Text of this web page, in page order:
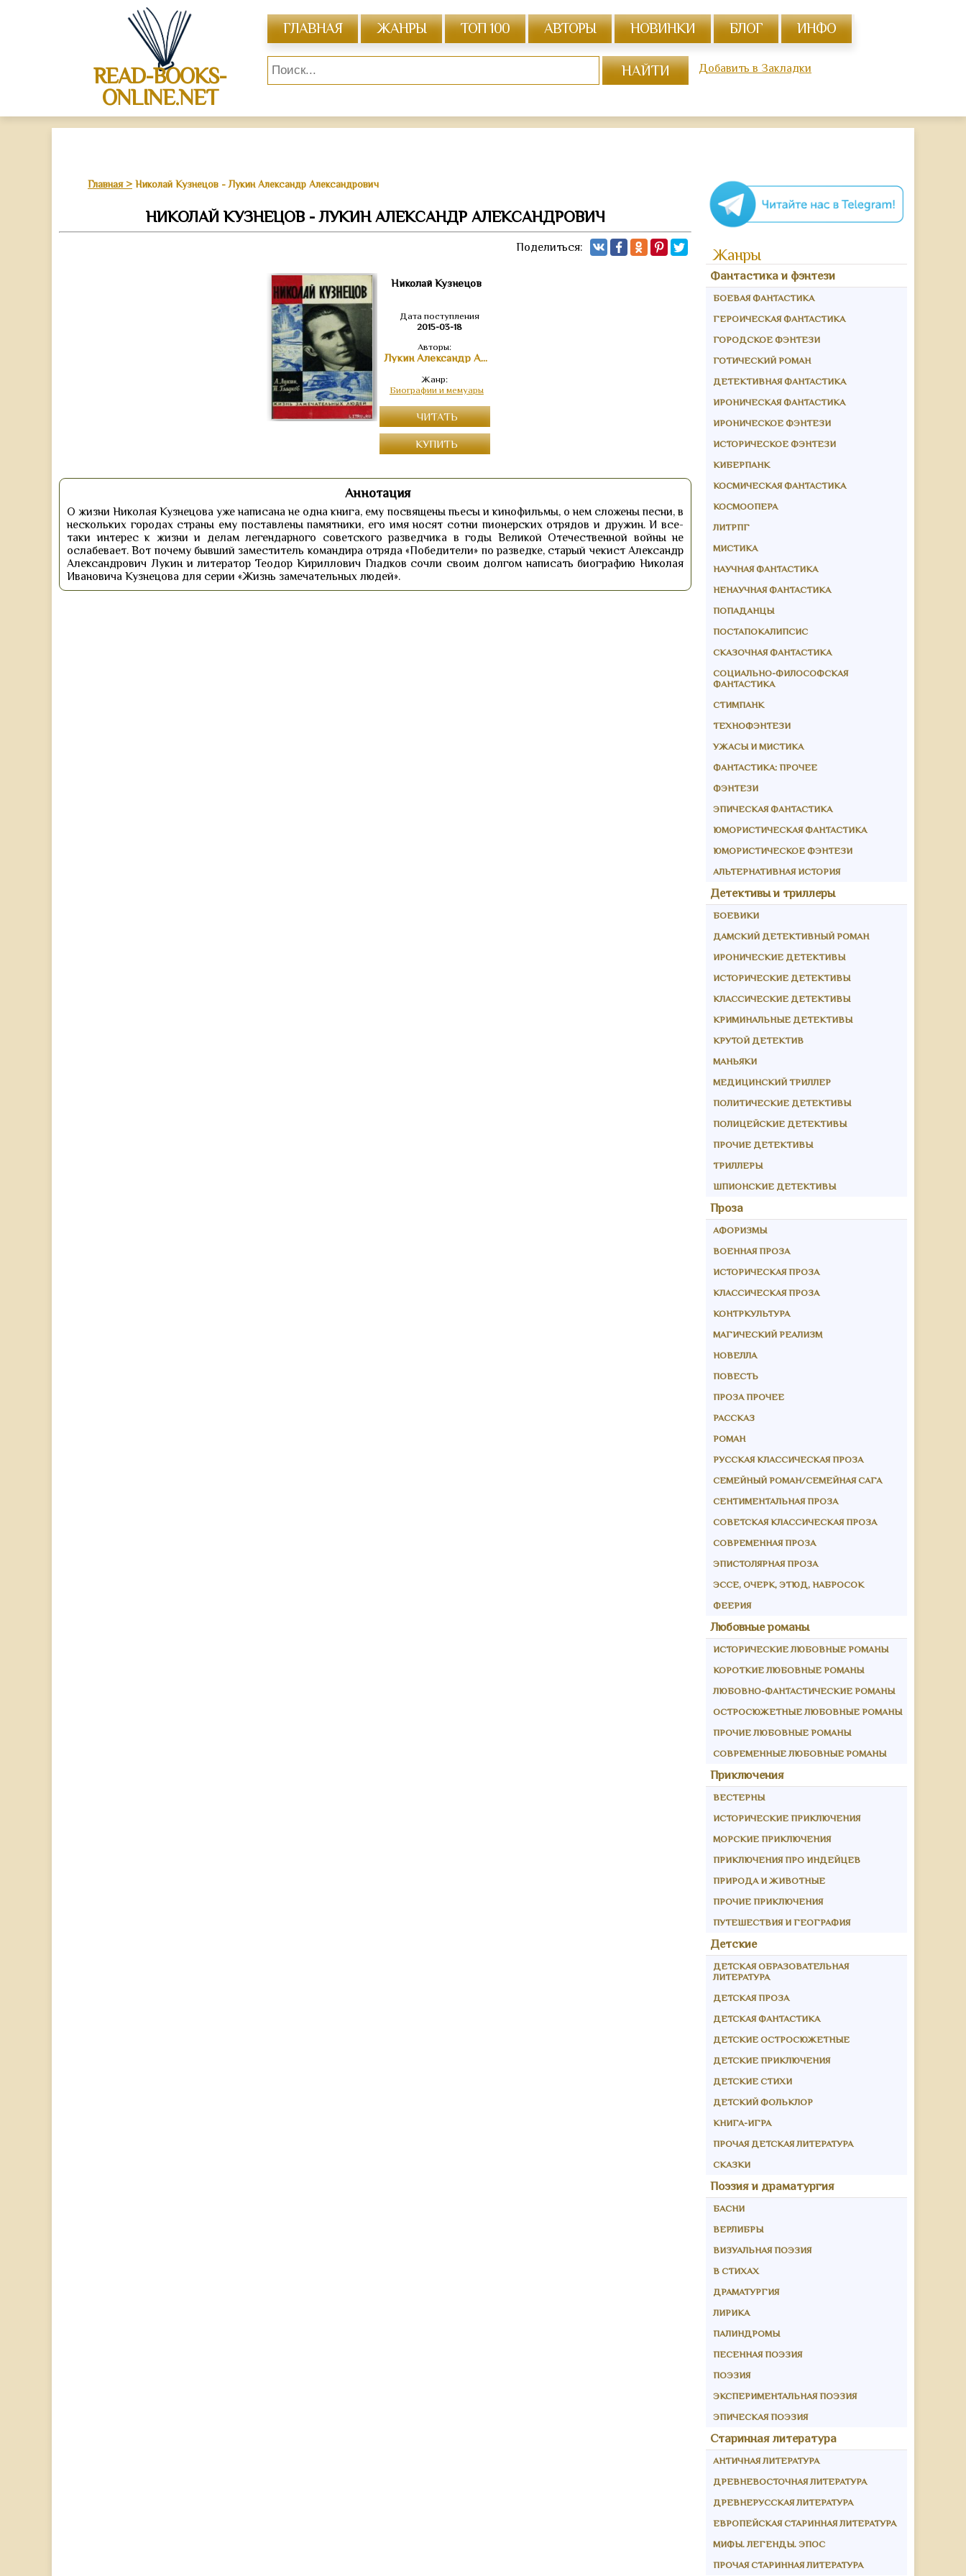
READ-BOOKS-
ONLINE.NET
ГЛАВНАЯ ЖАНРЫ ТОП 100 АВТОРЫ НОВИНКИ БЛОГ ИНФО
Добавить в Закладки
Главная Николай Кузнецов - Лукин Александр Александрович
НИКОЛАЙ КУЗНЕЦОВ - ЛУКИН АЛЕКСАНДР АЛЕКСАНДРОВИЧ
Поделиться:
Николай Кузнецов
Дата поступления
2015-03-18
Авторы:
Лукин Александр Александрович
Жанр:
Биографии и мемуары
ЧИТАТЬ
КУПИТЬ
Аннотация
О жизни Николая Кузнецова уже написана не одна книга, ему посвящены пьесы и кинофильмы, о нем сложены песни, в
нескольких городах страны ему поставлены памятники, его имя носят сотни пионерских отрядов и дружин. И все-
таки интерес к жизни и делам легендарного советского разведчика в годы Великой Отечественной войны не
ослабевает. Вот почему бывший заместитель командира отряда «Победители» по разведке, старый чекист Александр
Александрович Лукин и литератор Теодор Кириллович Гладков сочли своим долгом написать биографию Николая
Ивановича Кузнецова для серии «Жизнь замечательных людей».
Жанры
Фантастика и фэнтези
БОЕВАЯ ФАНТАСТИКА
ГЕРОИЧЕСКАЯ ФАНТАСТИКА
ГОРОДСКОЕ ФЭНТЕЗИ
ГОТИЧЕСКИЙ РОМАН
ДЕТЕКТИВНАЯ ФАНТАСТИКА
ИРОНИЧЕСКАЯ ФАНТАСТИКА
ИРОНИЧЕСКОЕ ФЭНТЕЗИ
ИСТОРИЧЕСКОЕ ФЭНТЕЗИ
КИБЕРПАНК
КОСМИЧЕСКАЯ ФАНТАСТИКА
КОСМООПЕРА
ЛИТРПГ
МИСТИКА
НАУЧНАЯ ФАНТАСТИКА
НЕНАУЧНАЯ ФАНТАСТИКА
ПОПАДАНЦЫ
ПОСТАПОКАЛИПСИС
СКАЗОЧНАЯ ФАНТАСТИКА
СОЦИАЛЬНО-ФИЛОСОФСКАЯ
ФАНТАСТИКА
СТИМПАНК
ТЕХНОФЭНТЕЗИ
УЖАСЫ И МИСТИКА
ФАНТАСТИКА: ПРОЧЕЕ
ФЭНТЕЗИ
ЭПИЧЕСКАЯ ФАНТАСТИКА
ЮМОРИСТИЧЕСКАЯ ФАНТАСТИКА
ЮМОРИСТИЧЕСКОЕ ФЭНТЕЗИ
АЛЬТЕРНАТИВНАЯ ИСТОРИЯ
Детективы и триллеры
БОЕВИКИ
ДАМСКИЙ ДЕТЕКТИВНЫЙ РОМАН
ИРОНИЧЕСКИЕ ДЕТЕКТИВЫ
ИСТОРИЧЕСКИЕ ДЕТЕКТИВЫ
КЛАССИЧЕСКИЕ ДЕТЕКТИВЫ
КРИМИНАЛЬНЫЕ ДЕТЕКТИВЫ
КРУТОЙ ДЕТЕКТИВ
МАНЬЯКИ
МЕДИЦИНСКИЙ ТРИЛЛЕР
ПОЛИТИЧЕСКИЕ ДЕТЕКТИВЫ
ПОЛИЦЕЙСКИЕ ДЕТЕКТИВЫ
ПРОЧИЕ ДЕТЕКТИВЫ
ТРИЛЛЕРЫ
ШПИОНСКИЕ ДЕТЕКТИВЫ
Проза
АФОРИЗМЫ
ВОЕННАЯ ПРОЗА
ИСТОРИЧЕСКАЯ ПРОЗА
КЛАССИЧЕСКАЯ ПРОЗА
КОНТРКУЛЬТУРА
МАГИЧЕСКИЙ РЕАЛИЗМ
НОВЕЛЛА
ПОВЕСТЬ
ПРОЗА ПРОЧЕЕ
РАССКАЗ
РОМАН
РУССКАЯ КЛАССИЧЕСКАЯ ПРОЗА
СЕМЕЙНЫЙ РОМАН/СЕМЕЙНАЯ САГА
СЕНТИМЕНТАЛЬНАЯ ПРОЗА
СОВЕТСКАЯ КЛАССИЧЕСКАЯ ПРОЗА
СОВРЕМЕННАЯ ПРОЗА
ЭПИСТОЛЯРНАЯ ПРОЗА
ЭССЕ, ОЧЕРК, ЭТЮД, НАБРОСОК
ФЕЕРИЯ
Любовные романы
ИСТОРИЧЕСКИЕ ЛЮБОВНЫЕ РОМАНЫ
КОРОТКИЕ ЛЮБОВНЫЕ РОМАНЫ
ЛЮБОВНО-ФАНТАСТИЧЕСКИЕ РОМАНЫ
ОСТРОСЮЖЕТНЫЕ ЛЮБОВНЫЕ РОМАНЫ
ПРОЧИЕ ЛЮБОВНЫЕ РОМАНЫ
СОВРЕМЕННЫЕ ЛЮБОВНЫЕ РОМАНЫ
Приключения
ВЕСТЕРНЫ
ИСТОРИЧЕСКИЕ ПРИКЛЮЧЕНИЯ
МОРСКИЕ ПРИКЛЮЧЕНИЯ
ПРИКЛЮЧЕНИЯ ПРО ИНДЕЙЦЕВ
ПРИРОДА И ЖИВОТНЫЕ
ПРОЧИЕ ПРИКЛЮЧЕНИЯ
ПУТЕШЕСТВИЯ И ГЕОГРАФИЯ
Детские
ДЕТСКАЯ ОБРАЗОВАТЕЛЬНАЯ
ЛИТЕРАТУРА
ДЕТСКАЯ ПРОЗА
ДЕТСКАЯ ФАНТАСТИКА
ДЕТСКИЕ ОСТРОСЮЖЕТНЫЕ
ДЕТСКИЕ ПРИКЛЮЧЕНИЯ
ДЕТСКИЕ СТИХИ
ДЕТСКИЙ ФОЛЬКЛОР
КНИГА-ИГРА
ПРОЧАЯ ДЕТСКАЯ ЛИТЕРАТУРА
СКАЗКИ
Поэзия и драматургия
БАСНИ
ВЕРЛИБРЫ
ВИЗУАЛЬНАЯ ПОЭЗИЯ
В СТИХАХ
ДРАМАТУРГИЯ
ЛИРИКА
ПАЛИНДРОМЫ
ПЕСЕННАЯ ПОЭЗИЯ
ПОЭЗИЯ
ЭКСПЕРИМЕНТАЛЬНАЯ ПОЭЗИЯ
ЭПИЧЕСКАЯ ПОЭЗИЯ
Старинная литература
АНТИЧНАЯ ЛИТЕРАТУРА
ДРЕВНЕВОСТОЧНАЯ ЛИТЕРАТУРА
ДРЕВНЕРУССКАЯ ЛИТЕРАТУРА
ЕВРОПЕЙСКАЯ СТАРИННАЯ ЛИТЕРАТУРА
МИФЫ. ЛЕГЕНДЫ. ЭПОС
ПРОЧАЯ СТАРИННАЯ ЛИТЕРАТУРА